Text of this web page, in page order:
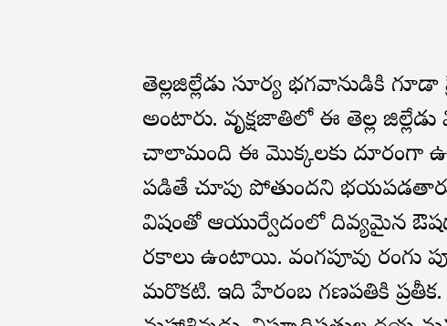
తెల్లజిల్లేడు సూర్య భగవానుడికి
అంటారు. వృక్షజాతిలో ఈ తెల్ల
చాలామంది ఈ మొక్కలకు దూరంగా
పడితే చూపు పోతుందని
విషంతో ఆయుర్వేదంలో దివ్యమైన
రకాలు ఉంటాయి. వంగపూవు రంగు
మరొకటి. ఇది హేరంబ గణపతికి ప్రతీక.